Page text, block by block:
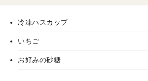
冷凍ハスカップ
いちご
お好みの砂糖